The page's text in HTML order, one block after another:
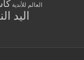
العالم للأندية
اليد